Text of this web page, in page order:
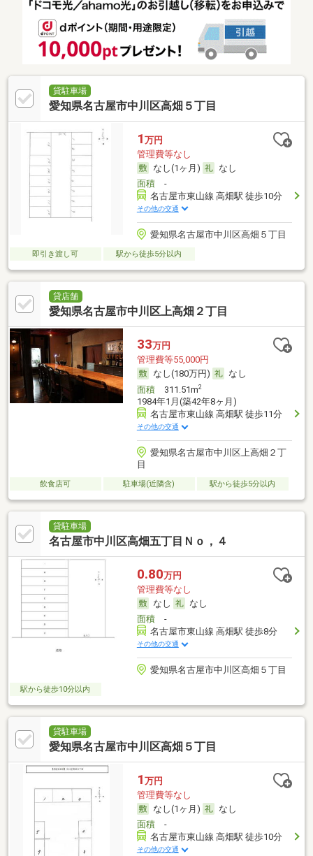
貸駐車場
愛知県名古屋市中川区高畑５丁目
1 万円
管理費等なし
なし(1ヶ月)
なし
面積-
名古屋市東山線 高畑駅 徒歩10分
その他の交通
愛知県名古屋市中川区高畑５丁目
即引き渡し可 駅から徒歩5分以内
貸店舗
愛知県名古屋市中川区上高畑２丁目
33万円
管理費等55,000円
なし(180万円)
なし
面積311.51m2
1984年1月(築42年8ヶ月)
名古屋市東山線 高畑駅 徒歩11分
その他の交通
愛知県名古屋市中川区上高畑２丁
目
飲食店可 駐車場(近隣含) 駅から徒歩5分以内
貸駐車場
名古屋市中川区高畑五丁目Ｎｏ，４
0.80万円
管理費等なし
なし
なし
面積-
名古屋市東山線 高畑駅 徒歩8分
その他の交通
愛知県名古屋市中川区高畑５丁目
駅から徒歩10分以内
貸駐車場
愛知県名古屋市中川区高畑５丁目
1 万円
管理費等なし
なし(1ヶ月)
なし
面積-
名古屋市東山線 高畑駅 徒歩10分
その他の交通